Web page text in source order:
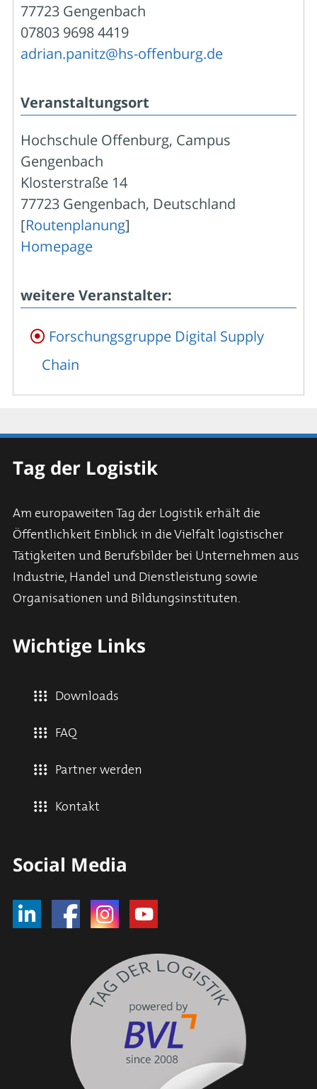
77723 Gengenbach
07803 9698 4419
adrian.panitz@hs-offenburg.de
Veranstaltungsort
Hochschule Offenburg, Campus
Gengenbach
Klosterstraße 14
77723 Gengenbach, Deutschland
[Routenplanung]
Homepage
weitere Veranstalter:
Forschungsgruppe Digital Supply
Chain
Tag der Logistik
Am europaweiten Tag der Logistik erhält die
Öffentlichkeit Einblick in die Vielfalt logistischer
Tätigkeiten und Berufsbilder bei Unternehmen aus
Industrie, Handel und Dienstleistung sowie
Organisationen und Bildungsinstituten.
Wichtige Links
Downloads
FAQ
Partner werden
Kontakt
Social Media